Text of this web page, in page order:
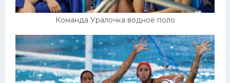
Команда Уралочка водное поло